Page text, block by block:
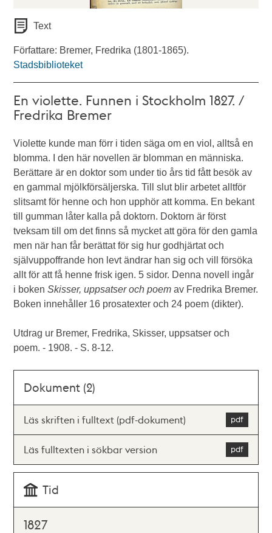
Text
Författare: Bremer, Fredrika (1801-1865).
Stadsbiblioteket
En violette. Funnen i Stockholm 1827. /
Fredrika Bremer
Violette kunde man förr i tiden säga om en viol, alltså en
blomma. I den här novellen är blomman en människa.
Berättare är en doktor som under tio års tid fått besök av
en gammal mjölkförsäljerska. Till slut blir arbetet alltför
slitsamt för henne och hon upphör att komma. En bekant
till gumman låter kalla på doktorn. Doktorn är först
tveksam till om det finns så mycket att göra för den gamla
men när han får berättat för sig hur godhjärtat och
självuppoffrande hon levt ändrar han sig och vill försöka
allt för att få henne frisk igen. 5 sidor. Denna novell ingår
i bokenSkisser, uppsatser och poem av Fredrika Bremer.
Boken innehåller 16 prosatexter och 24 poem (dikter).
Utdrag ur Bremer, Fredrika, Skisser, uppsatser och
poem. - 1908. - S. 8-12.
Dokument (2)
Läs skriften i fulltext (pdf-dokument)
Läs fulltexten i sökbar version
Tid
1827